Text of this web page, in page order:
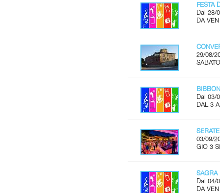
FESTA
Dal 28/
DA
29/08/
Dal 03/
DAL 3
03/09/
GIO 3
SAGRA
Dal 04/
DA